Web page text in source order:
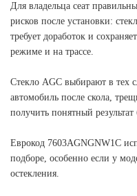
Для владельца сеат
рисков после установки:
требует доработок и
режиме и на трассе.
Стекло AGC выбирают в тех
автомобиль после скола,
получить понятный
Еврокод 7603AGNGNW1C
подборе, особенно если у
остекления.